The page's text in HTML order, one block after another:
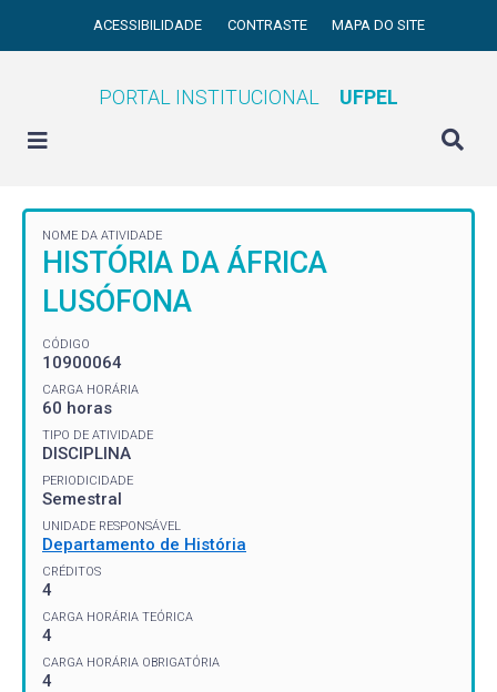
ACESSIBILIDADE CONTRASTE MAPA DO SITE
PORTAL INSTITUCIONAL UFPEL
NOME DA ATIVIDADE
HISTÓRIA DA ÁFRICA
LUSÓFONA
CÓDIGO
10900064
CARGA HORÁRIA
60 horas
TIPO DE ATIVIDADE
DISCIPLINA
PERIODICIDADE
Semestral
UNIDADE RESPONSÁVEL
Departamento de História
CRÉDITOS
4
CARGA HORÁRIA TEÓRICA
4
CARGA HORÁRIA OBRIGATÓRIA
4